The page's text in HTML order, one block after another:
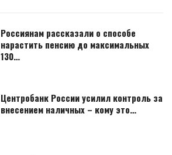
Россиянам рассказали о способе
нарастить пенсию до максимальных
130…
Центробанк России усилил контроль за
внесением наличных – кому это…